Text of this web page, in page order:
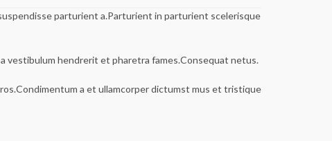
parturient a.Parturient in parturient scelerisque
vestibulum hendrerit et pharetra fames.Consequat netus.
a et ullamcorper dictumst mus et tristique